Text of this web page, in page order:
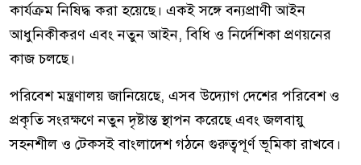
কার্যক্রম নিষিদ্ধ করা হয়েছে। একই সঙ্গে বন্যপ্রাণী আইন
আধুনিকীকরণ এবং নতুন আইন, বিধি ও নির্দেশিকা প্রণয়নের
কাজ চলছে।
পরিবেশ মন্ত্রণালয় জানিয়েছে, এসব উদ্যোগ দেশের পরিবেশ ও
প্রকৃতি সংরক্ষণে নতুন দৃষ্টান্ত স্থাপন করেছে এবং জলবায়ু
সহনশীল ও টেকসই বাংলাদেশ গঠনে গুরুত্বপূর্ণ ভূমিকা রাখবে।